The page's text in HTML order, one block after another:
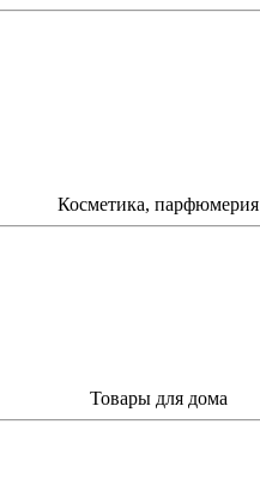
Косметика, парфюмерия
Товары для дома